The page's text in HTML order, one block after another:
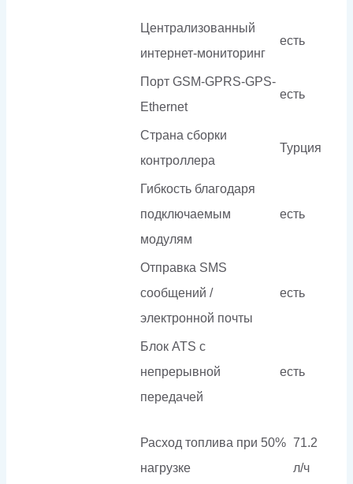
Централизованный
интернет-мониторинг
есть
Порт GSM-GPRS-GPS-
Ethernet
есть
Страна сборки
контроллера
Турция
Гибкость благодаря
подключаемым
модулям
есть
Отправка SMS
сообщений /
электронной почты
есть
Блок ATS с
непрерывной
передачей
есть
Расход топлива при 50%
нагрузке
71.2
л/ч